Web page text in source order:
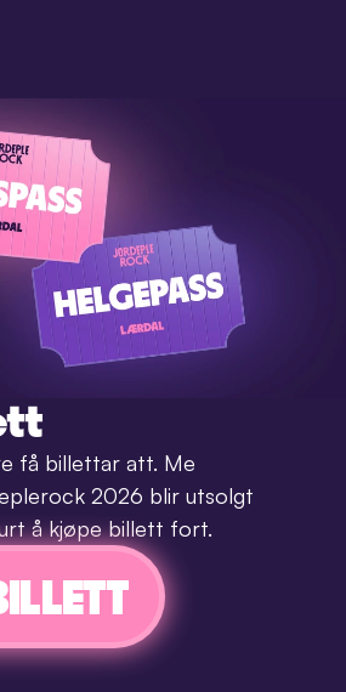
få billettar att. Me
2026 blir utsolgt
å kjøpe billett fort.